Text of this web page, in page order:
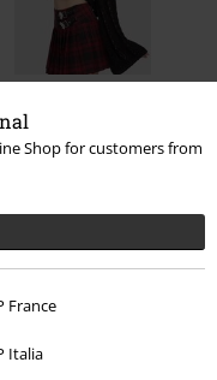
Shop for customers from
France
Italia